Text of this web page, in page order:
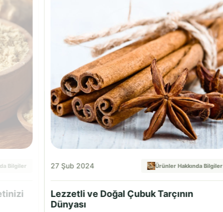
Bilgiler 27 Şub 2024 Ürünler Hakkında Bilgiler
Lezzetli ve Doğal Çubuk Tarçının
Dünyası